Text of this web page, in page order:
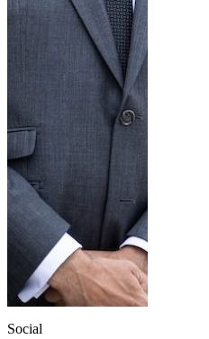
Social